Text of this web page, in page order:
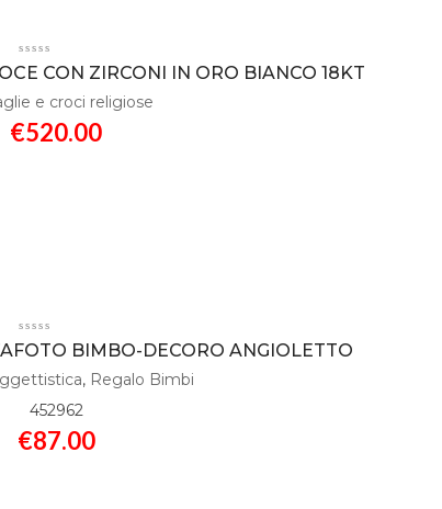
CON ZIRCONI IN ORO BIANCO 18KT
e croci religiose
€520.00
BIMBO-DECORO ANGIOLETTO
, Regalo Bimbi
452962
€87.00